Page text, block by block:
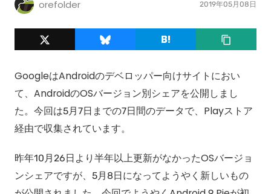
orefolder 2019年05月08日
GoogleはAndroidのデベロッパー向けサイトにおい
て、AndroidのOSバージョン別シェアを公開しまし
た。今回は5月7日までの7日間のデータで、Playストア
経由で収集されています。
昨年10月26日より半年以上更新がなかったOSバージョ
ンシェアですが、5月8日になってようやく新しいもの